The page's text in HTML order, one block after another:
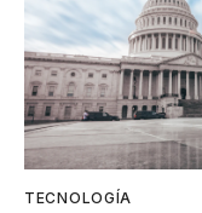
TECNOLOGÍA